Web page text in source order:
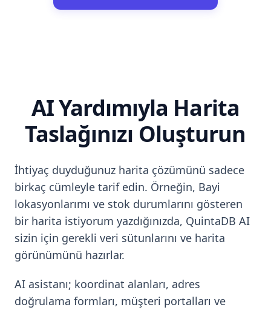
AI Yardımıyla Harita
Taslağınızı Oluşturun
İhtiyaç duyduğunuz harita çözümünü sadece
birkaç cümleyle tarif edin. Örneğin, Bayi
lokasyonlarımı ve stok durumlarını gösteren
bir harita istiyorum yazdığınızda, QuintaDB AI
sizin için gerekli veri sütunlarını ve harita
görünümünü hazırlar.
AI asistanı; koordinat alanları, adres
doğrulama formları, müşteri portalları ve